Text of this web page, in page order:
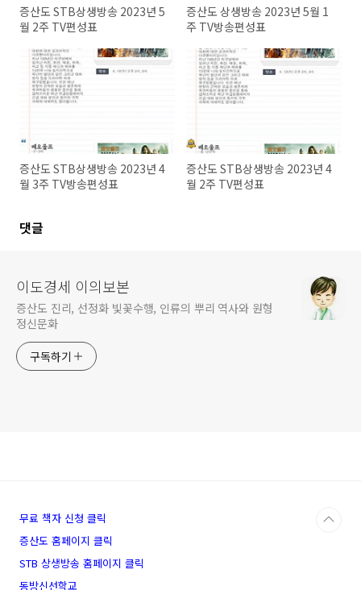
증산도 STB상생방송 2023년 5
월 2주 TV편성표
증산도 상생방송 2023년 5월 1
주 TV방송편성표
증산도 STB상생방송 2023년 4
월 3주 TV방송편성표
증산도 STB상생방송 2023년 4
월 2주 TV편성표
댓글
이도경세 이의보본
증산도 진리, 선정화 빛꽃수행, 인류의 뿌리 역사와 원형
정신문화
구독하기
무료 책자 신청 클릭
증산도 홈페이지 클릭
STB 상생방송 홈페이지 클릭
동방신선학교